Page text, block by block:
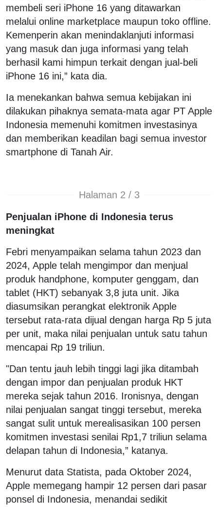
membeli seri iPhone 16 yang ditawarkan
melalui online marketplace maupun toko offline.
Kemenperin akan menindaklanjuti informasi
yang masuk dan juga informasi yang telah
berhasil kami himpun terkait dengan jual-beli
iPhone 16 ini,” kata dia.
Ia menekankan bahwa semua kebijakan ini
dilakukan pihaknya semata-mata agar PT Apple
Indonesia memenuhi komitmen investasinya
dan memberikan keadilan bagi semua investor
smartphone di Tanah Air.
Halaman 2 / 3
Penjualan iPhone di Indonesia terus
meningkat
Febri menyampaikan selama tahun 2023 dan
2024, Apple telah mengimpor dan menjual
produk handphone, komputer genggam, dan
tablet (HKT) sebanyak 3,8 juta unit. Jika
diasumsikan perangkat elektronik Apple
tersebut rata-rata dijual dengan harga Rp 5 juta
per unit, maka nilai penjualan untuk satu tahun
mencapai Rp 19 triliun.
"Dan tentu jauh lebih tinggi lagi jika ditambah
dengan impor dan penjualan produk HKT
mereka sejak tahun 2016. Ironisnya, dengan
nilai penjualan sangat tinggi tersebut, mereka
sangat sulit untuk merealisasikan 100 persen
komitmen investasi senilai Rp1,7 triliun selama
delapan tahun di Indonesia,” katanya.
Menurut data Statista, pada Oktober 2024,
Apple memegang hampir 12 persen dari pasar
ponsel di Indonesia, menandai sedikit